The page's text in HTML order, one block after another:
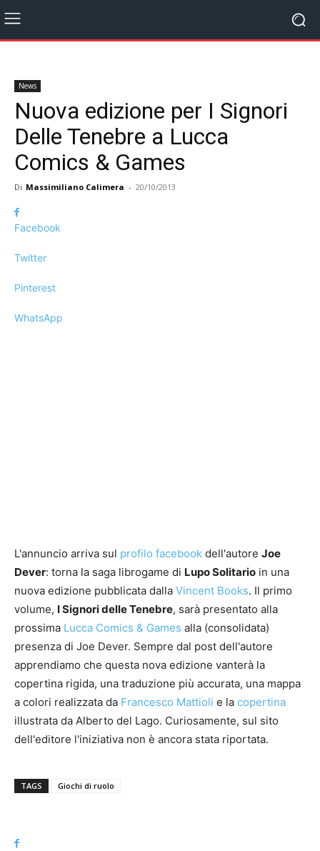
News
Nuova edizione per I Signori
Delle Tenebre a Lucca
Comics & Games
Di Massimiliano Calimera - 20/10/2013
Facebook
Twitter
Pinterest
WhatsApp
L'annuncio arriva sul profilo facebook dell'autore Joe
Dever: torna la saga librogame di Lupo Solitario in una
nuova edizione pubblicata dalla Vincent Books. Il primo
volume, I Signori delle Tenebre, sarà presentato alla
prossima Lucca Comics & Games alla (consolidata)
presenza di Joe Dever. Sempre dal post dell'autore
apprendiamo che questa nova edizione vanterà la
copertina rigida, una traduzione più accurata, una mappa
a colori realizzata da Francesco Mattioli e la copertina
illustrata da Alberto del Lago. Curiosamente, sul sito
dell'editore l'iniziativa non è ancora stata riportata.
TAGS Giochi di ruolo